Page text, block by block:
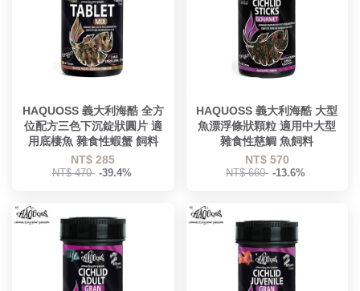
HAQUOSS 義大利海酷 全方
位配方三色下沉錠狀圓片 適
用底棲魚 雜食性蝦蟹 飼料
NT$ 285
NT$ 470 -39.4%
HAQUOSS 義大利海酷 大型
魚漂浮條狀顆粒 適用中大型
雜食性慈鯛 魚飼料
NT$ 570
NT$ 660 -13.6%